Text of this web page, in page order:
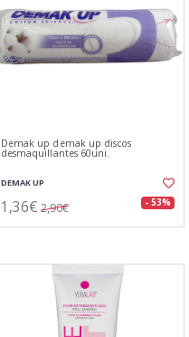
Demak up demak up discos
desmaquillantes 60uni.
DEMAK UP
1,36€ 2,90€ - 53%